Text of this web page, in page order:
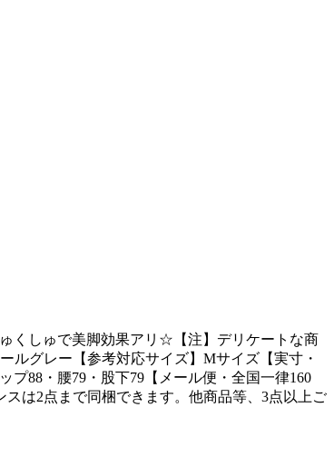
くしゅで美脚効果アリ☆【注】デリケートな商
ルグレー【参考対応サイズ】Mサイズ【実寸・
プ88・腰79・股下79【メール便・全国一律160
は2点まで同梱できます。他商品等、3点以上ご